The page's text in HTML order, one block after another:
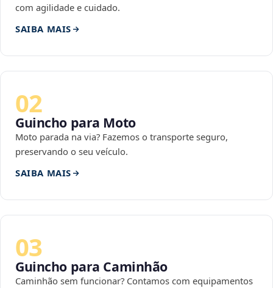
com agilidade e cuidado.
SAIBA MAIS
02
Guincho para Moto
Moto parada na via? Fazemos o transporte seguro,
preservando o seu veículo.
SAIBA MAIS
03
Guincho para Caminhão
Caminhão sem funcionar? Contamos com equipamentos